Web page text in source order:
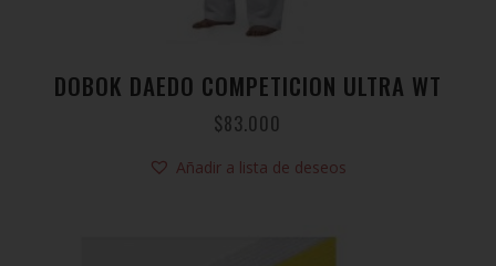
DOBOK DAEDO COMPETICION ULTRA WT
$83.000
Añadir a lista de deseos